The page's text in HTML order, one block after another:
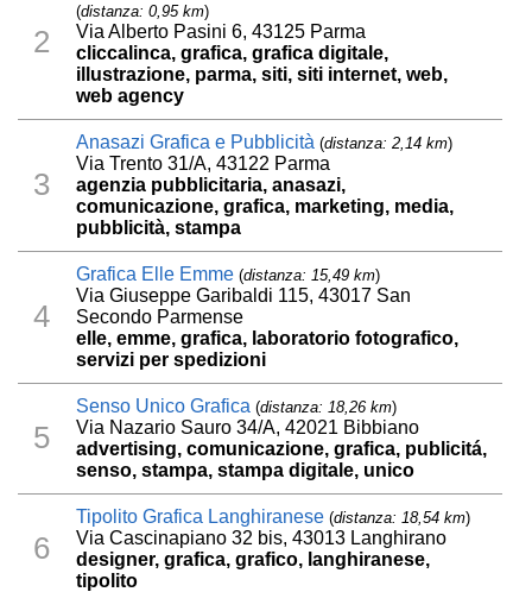
2
(distanza: 0,95 km)
Via Alberto Pasini 6, 43125 Parma
cliccalinca, grafica, grafica digitale,
illustrazione, parma, siti, siti internet, web,
web agency
3
Anasazi Grafica e Pubblicità (distanza: 2,14 km)
Via Trento 31/A, 43122 Parma
agenzia pubblicitaria, anasazi,
comunicazione, grafica, marketing, media,
pubblicità, stampa
4
Grafica Elle Emme (distanza: 15,49 km)
Via Giuseppe Garibaldi 115, 43017 San
Secondo Parmense
elle, emme, grafica, laboratorio fotografico,
servizi per spedizioni
5
Senso Unico Grafica (distanza: 18,26 km)
Via Nazario Sauro 34/A, 42021 Bibbiano
advertising, comunicazione, grafica, publicitá,
senso, stampa, stampa digitale, unico
6
Tipolito Grafica Langhiranese (distanza: 18,54 km)
Via Cascinapiano 32 bis, 43013 Langhirano
designer, grafica, grafico, langhiranese,
tipolito